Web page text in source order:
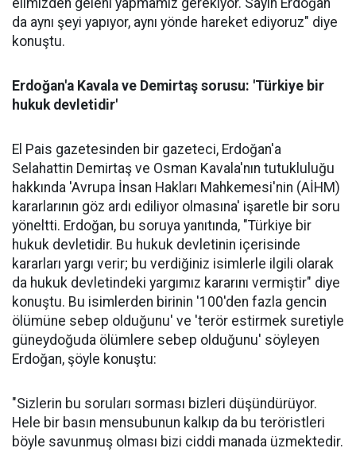
elimizden geleni yapmamız gerekiyor. Sayın Erdoğan
da aynı şeyi yapıyor, aynı yönde hareket ediyoruz" diye
konuştu.
Erdoğan'a Kavala ve Demirtaş sorusu: 'Türkiye bir
hukuk devletidir'
El Pais gazetesinden bir gazeteci, Erdoğan'a
Selahattin Demirtaş ve Osman Kavala'nın tutukluluğu
hakkında 'Avrupa İnsan Hakları Mahkemesi'nin (AİHM)
kararlarının göz ardı ediliyor olmasına' işaretle bir soru
yöneltti. Erdoğan, bu soruya yanıtında, "Türkiye bir
hukuk devletidir. Bu hukuk devletinin içerisinde
kararları yargı verir; bu verdiğiniz isimlerle ilgili olarak
da hukuk devletindeki yargımız kararını vermiştir" diye
konuştu. Bu isimlerden birinin '100'den fazla gencin
ölümüne sebep olduğunu' ve 'terör estirmek suretiyle
güneydoğuda ölümlere sebep olduğunu' söyleyen
Erdoğan, şöyle konuştu:
"Sizlerin bu soruları sorması bizleri düşündürüyor.
Hele bir basın mensubunun kalkıp da bu teröristleri
böyle savunmuş olması bizi ciddi manada üzmektedir.